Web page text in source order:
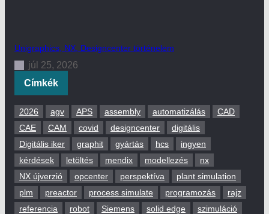
Unigraphics, NX, Designcenter történelem
júl 25, 2026
Címkék
2026 agv APS assembly automatizálás
CAD
CAE
CAM covid designcenter
digitális
Digitális iker
graphit gyártás hcs
ingyen
kérdések
letöltés mendix modellezés
nx
NX újverzió
opcenter perspektíva
plant simulation
plm
preactor process simulate programozás
rajz
referencia
robot Siemens solid edge
szimuláció